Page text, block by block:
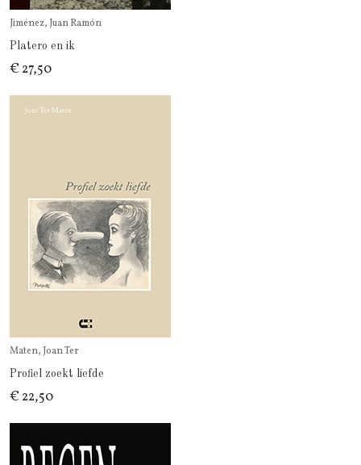
Jiménez, Juan Ramón
Platero en ik
€ 27,50
Maten, Joan Ter
Profiel zoekt liefde
€ 22,50